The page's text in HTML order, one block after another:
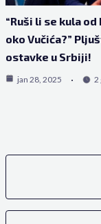
“Ruši li se kula
oko Vučića?”
ostavke u Srbiji!
jan 28, 2025 2